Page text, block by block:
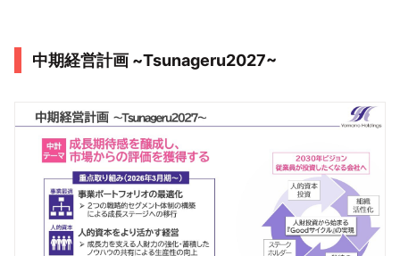
中期経営計画 ~Tsunageru2027~